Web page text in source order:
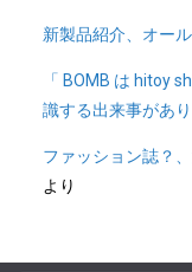
新製品紹介、オー
「 BOMB は hitoy
識する出来事があり
ファッション誌？
より